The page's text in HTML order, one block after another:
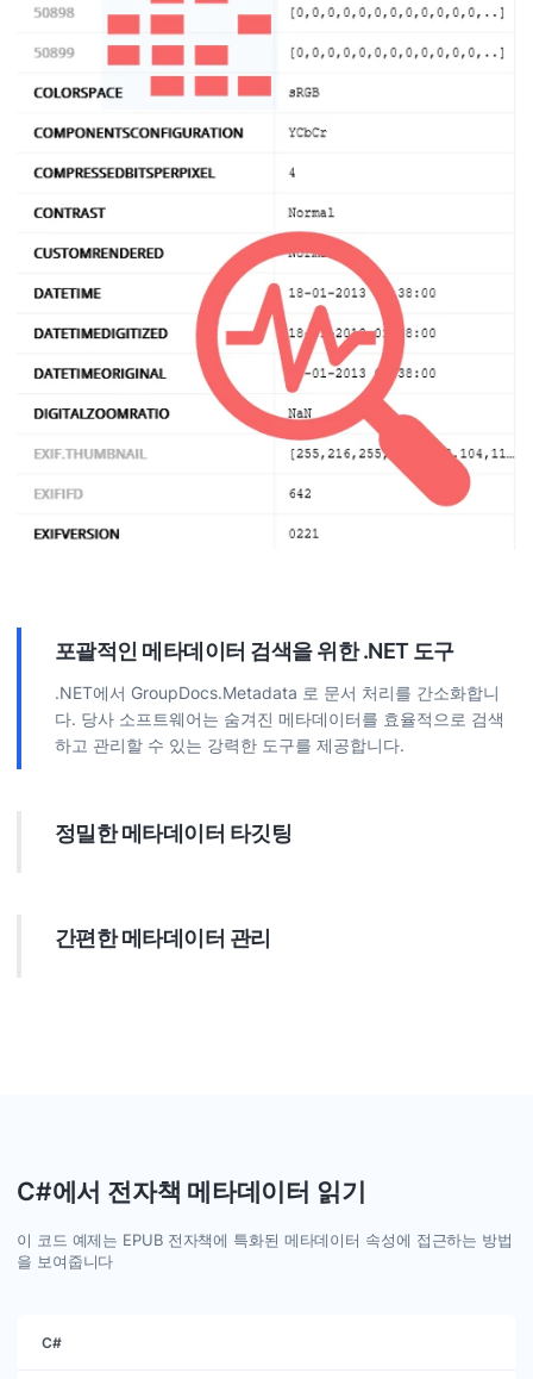
포괄적인 메타데이터 검색을 위한 .NET 도구
.NET에서 GroupDocs.Metadata 로 문서 처리를 간소화합니
다. 당사 소프트웨어는 숨겨진 메타데이터를 효율적으로 검색
하고 관리할 수 있는 강력한 도구를 제공합니다.
정밀한 메타데이터 타깃팅
데이터를 정확히 찾으세요.
간편한 메타데이터 관리
C#에서 전자책 메타데이터 읽기
이 코드 예제는 EPUB 전자책에 특화된 메타데이터 속성에 접근하는 방법
을 보여줍니다
C#